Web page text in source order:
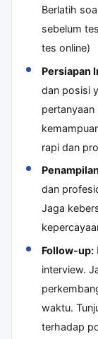
Berlatih
sebelum
tes online)
Persiapan
dan posisi
pertanyaan
rapi dan
dan
Jaga
Follow-up:
interview.
waktu.
terhadap